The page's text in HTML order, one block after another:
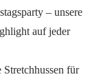
– unsere
auf jeder
Stretchhussen für